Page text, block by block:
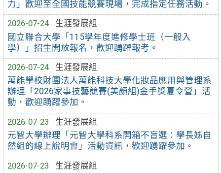
力」歡迎至全國技能競賽現場，完成指定任務活動。
2026-07-24
生涯發展組
國立聯合大學「115學年度進修學士班（一般入
學）」招生開放報名，歡迎踴躍報考。
2026-07-24
生涯發展組
萬能學校財團法人萬能科技大學化妝品應用與管理系
辦理「2026家事技藝競賽(美顏組)金手獎夏令營」活
動，歡迎踴躍參加。
2026-07-23
生涯發展組
元智大學辦理「元智大學科系開箱不盲選：學長姊自
然組的線上說明會」活動資訊，歡迎踴躍參加。
2026-07-23
生涯發展組